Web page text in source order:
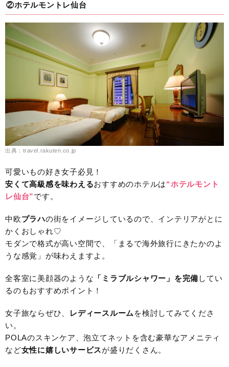
②ホテルモントレ仙台
出典：travel.rakuten.co.jp
可愛いもの好き女子必見！
安くて高級感を味わえるおすすめのホテルは“ホテルモント
レ仙台”です。
中欧プラハの街をイメージしているので、インテリアがとに
かくおしゃれ♡
モダンで格式が高い空間で、「まるで海外旅行にきたかのよ
うな感覚」が味わえますよ。
全客室に美顔器のような 「ミラブルシャワー」を完備 してい
るのもおすすめポイント！
女子旅ならぜひ、 レディースルーム を検討してみてくださ
い。
POLAのスキンケア、泡立てネットを含む豪華なアメニティ
など女性に嬉しいサービスが盛りだくさん。